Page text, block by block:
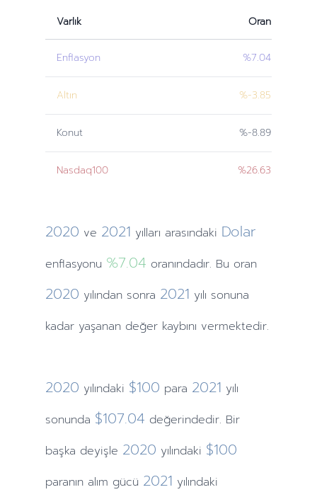
Varlık Oran
Enflasyon %7.04
Altın %-3.85
Konut %-8.89
Nasdaq100 %26.63
2020 ve 2021 yılları arasındaki Dolar
enflasyonu %7.04 oranındadır. Bu oran
2020 yılındansonra 2021 yılı sonuna
kadar yaşanan değer kaybını vermektedir.
2020 yılındaki $100 para 2021 yılı
sonunda $107.04 değerindedir. Bir
başka deyişle 2020 yılındaki $100
paranın alım gücü 2021 yılındaki